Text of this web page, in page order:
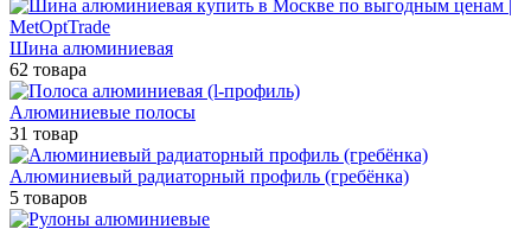
Шина алюминиевая
62 товара
Алюминиевые полосы
31 товар
Алюминиевый радиаторный профиль (гребёнка)
5 товаров